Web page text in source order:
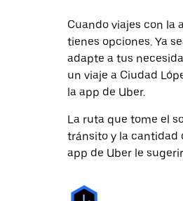
Cuando viajes con la
tienes opciones. Ya
adapte a tus
un viaje a Ciudad
la app de Uber.
La ruta que tome el
tránsito y la cantidad
app de Uber le